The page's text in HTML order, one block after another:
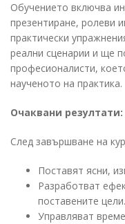
Обучението включва
презентиране, ролеви
практически
реални сценарии и ще
професионалисти,
наученото на практика.
Очаквани резултати:
След завършване на
Поставят ясни,
Разработват
поставените цели.
Управляват